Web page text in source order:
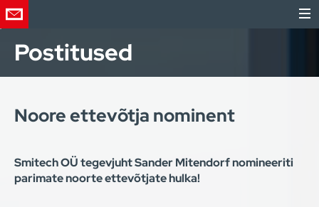
Postitused
Noore ettevõtja nominent
Smitech OÜ tegevjuht Sander Mitendorf nomineeriti
parimate noorte ettevõtjate hulka!